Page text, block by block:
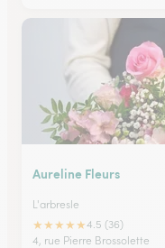
Aureline Fleurs
L'arbresle
★★★★★4.5 (36)
4, rue Pierre Brossolette